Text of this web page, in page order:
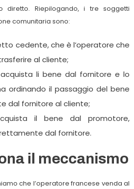
diretto. Riepilogando, i tre soggetti
comunitaria sono:
cedente, che è l’operatore che
al cliente;
li bene dal fornitore e lo
ordinando il passaggio del bene
dal fornitore al cliente;
il bene dal promotore,
dal fornitore.
il meccanismo
che l’operatore francese venda al